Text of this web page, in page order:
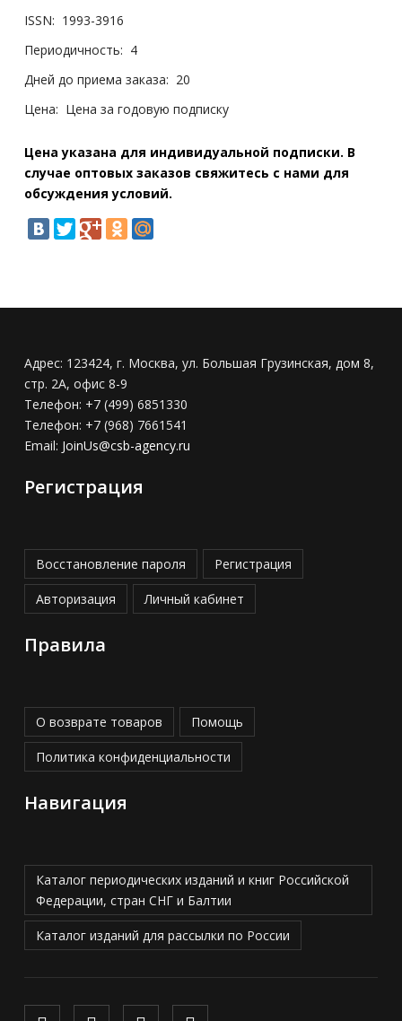
ISSN: 1993-3916
Периодичность: 4
Дней до приема заказа: 20
Цена: Цена за годовую подписку
Цена указана для индивидуальной подписки. В
случае оптовых заказов свяжитесь с нами для
обсуждения условий.
Адрес: 123424, г. Москва, ул. Большая Грузинская, дом 8,
стр. 2А, офис 8-9
Телефон: +7 (499) 6851330
Телефон: +7 (968) 7661541
Email: JoinUs@csb-agency.ru
Регистрация
Восстановление пароля Регистрация
Авторизация Личный кабинет
Правила
О возврате товаров Помощь
Политика конфиденциальности
Навигация
Каталог периодических изданий и книг Российской
Федерации, стран СНГ и Балтии
Каталог изданий для рассылки по России